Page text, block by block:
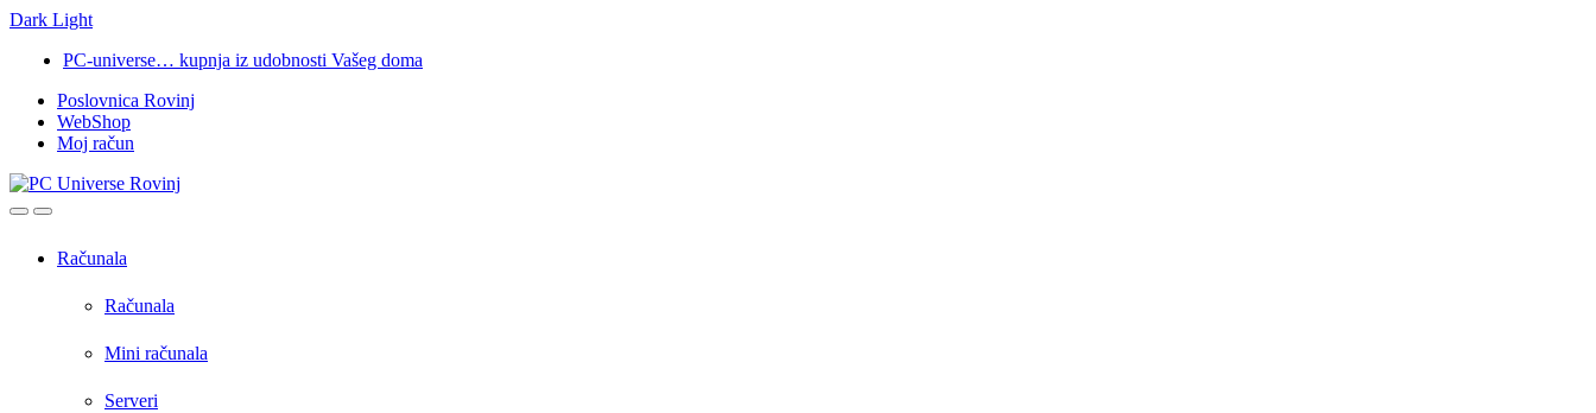
Dark Light
navigation
content
PC-universe… kupnja iz udobnosti Vašeg doma
Poslovnica Rovinj
WebShop
Moj račun
OpenClose
Računala
Računala
Mini računala
Serveri